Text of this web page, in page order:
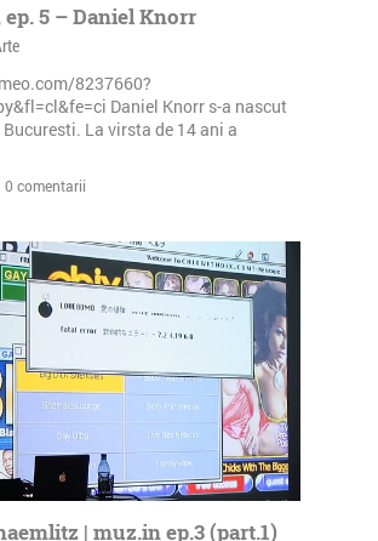
ep. 5 – Daniel Knorr
8237660?
Daniel Knorr s-a nascut
La virsta de 14 ani a
comentarii
| muz.in ep.3 (part.1)